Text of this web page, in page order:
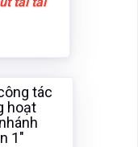
tác
hoạt
1"